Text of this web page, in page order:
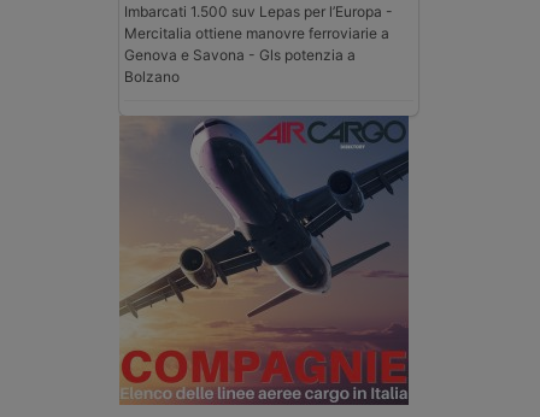
Imbarcati 1.500 suv Lepas per l’Europa -
Mercitalia ottiene manovre ferroviarie a
Genova e Savona - Gls potenzia a
Bolzano